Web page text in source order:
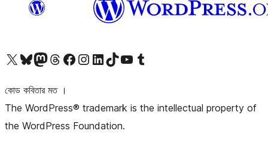
আমাদের X (আগের টুইটার) অ্যাকাউন্টে যানআমাদের Bluesky অ্যাকাউন্টটি দেখুনআমাদের মাস্টোডন অ্যাকাউন্টটি দেখুনআমাদের থ্রেডস অ্যাকাউন্টটি দেখুনআমাদের ফেসবুক পেজ দেখুনআমাদের ইন্সটাগ্রাম অ্যাকাউন্ট দেখুনআমাদের লিঙ্কডইন অ্যাকাউন্টে যানআমাদের TikTok অ্যাকাউন্টটি দেখুনআমাদের ইউটিউব চ্যানেলে যান আমাদের টাম্বলার অ্যাকাউন্ট দেখুন
কোড কবিতার মত ।
The WordPress® trademark is the intellectual property of
the WordPress Foundation.